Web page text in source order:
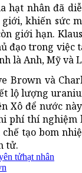
hạt nhân đã
khiến sức
giới hạn.
đạo trong việc
là Anh, Mỹ và
Brown và
lộ lượng
Xô để nước
thí nghiệm
tạo bom
tử.
tửhạt nhân